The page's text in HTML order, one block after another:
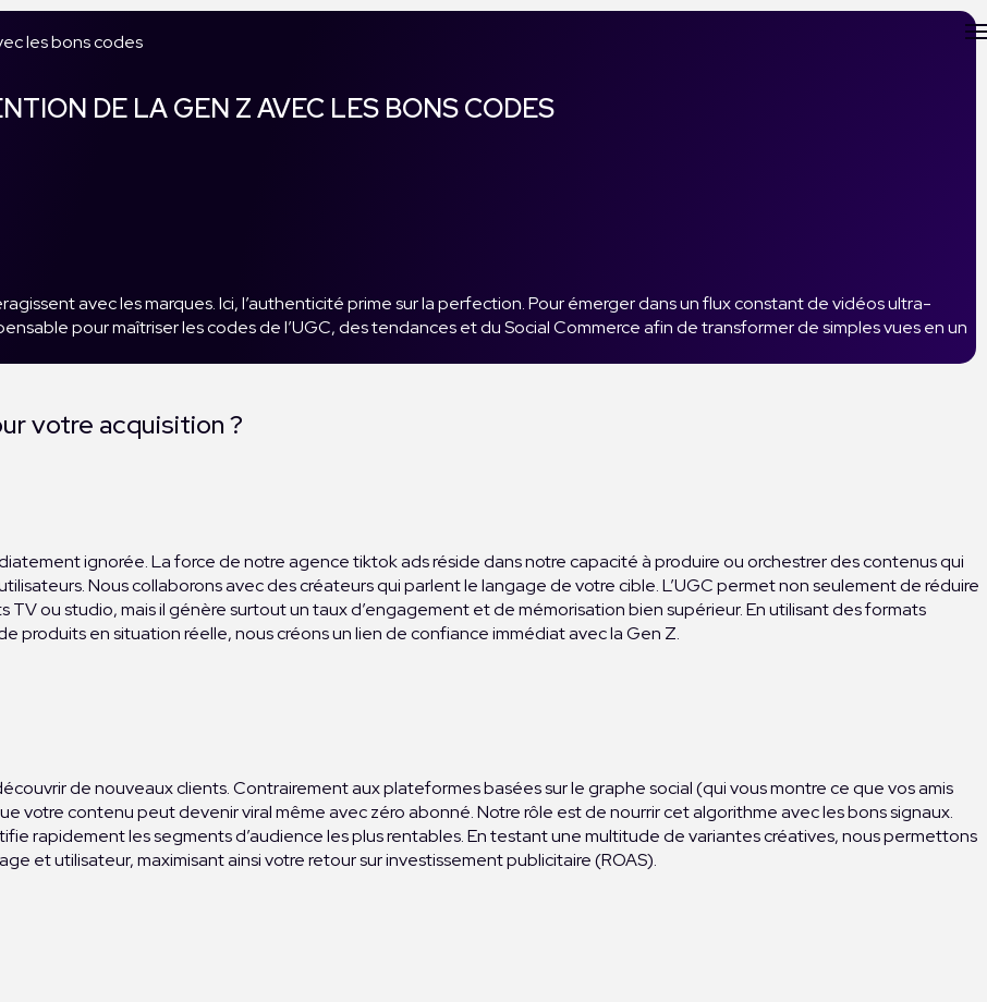
les bons codes
DE LA GEN Z AVEC LES BONS CODES
avec les marques. Ici, l’authenticité prime sur la perfection. Pour émerger dans un flux constant de vidéos ultra-
pour maîtriser les codes de l’UGC, des tendances et du Social Commerce afin de transformer de simples vues en un
votre acquisition ?
ignorée. La force de notre agence tiktok ads réside dans notre capacité à produire ou orchestrer des contenus qui
Nous collaborons avec des créateurs qui parlent le langage de votre cible. L’UGC permet non seulement de réduire
ou studio, mais il génère surtout un taux d’engagement et de mémorisation bien supérieur. En utilisant des formats
produits en situation réelle, nous créons un lien de confiance immédiat avec la Gen Z.
de nouveaux clients. Contrairement aux plateformes basées sur le graphe social (qui vous montre ce que vos amis
votre contenu peut devenir viral même avec zéro abonné. Notre rôle est de nourrir cet algorithme avec les bons signaux.
rapidement les segments d’audience les plus rentables. En testant une multitude de variantes créatives, nous permettons
et utilisateur, maximisant ainsi votre retour sur investissement publicitaire (ROAS).